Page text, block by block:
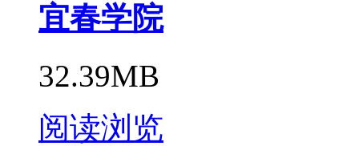
宜春学院
32.39MB
阅读浏览